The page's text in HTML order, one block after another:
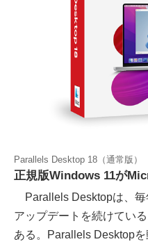
Parallels Desktop 18（通常版）
正規版Windows 11が
Parallels Desktopは、毎
アップデートを続けてい
ある。Parallels Desktop